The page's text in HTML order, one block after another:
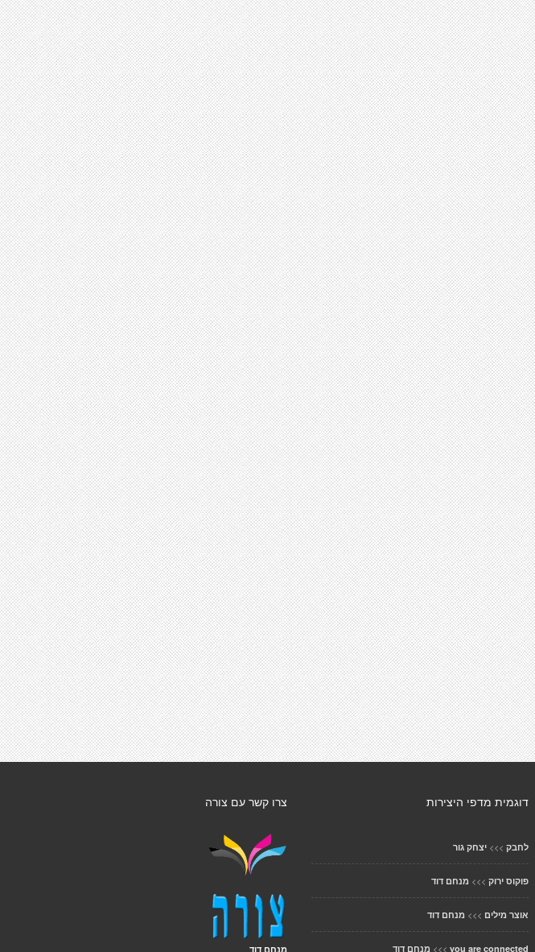
צרו קשר עם צורה
מנחם דוד
דוגמית מדפי היצירות
לחבק >>> יצחק גור
פוקוס ירוק >>> מנחם דוד
אוצר מילים >>> מנחם דוד
you are connected
>>> מנחם דוד